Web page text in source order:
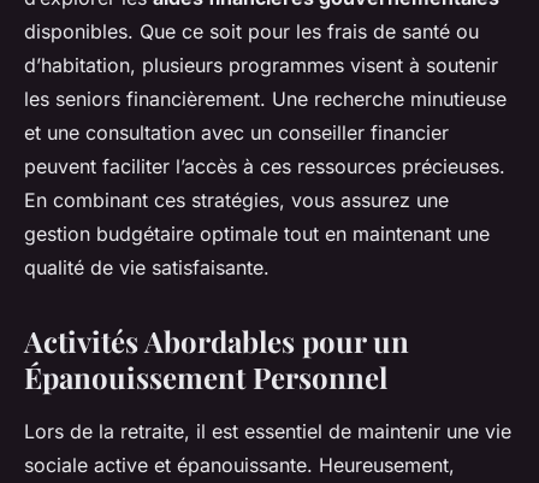
disponibles. Que ce soit pour les frais de santé ou
d’habitation, plusieurs programmes visent à soutenir
les seniors financièrement. Une recherche minutieuse
et une consultation avec un conseiller financier
peuvent faciliter l’accès à ces ressources précieuses.
En combinant ces stratégies, vous assurez une
gestion budgétaire optimale tout en maintenant une
qualité de vie satisfaisante.
Activités Abordables pour un
Épanouissement Personnel
Lors de la retraite, il est essentiel de maintenir une vie
sociale active et épanouissante. Heureusement,